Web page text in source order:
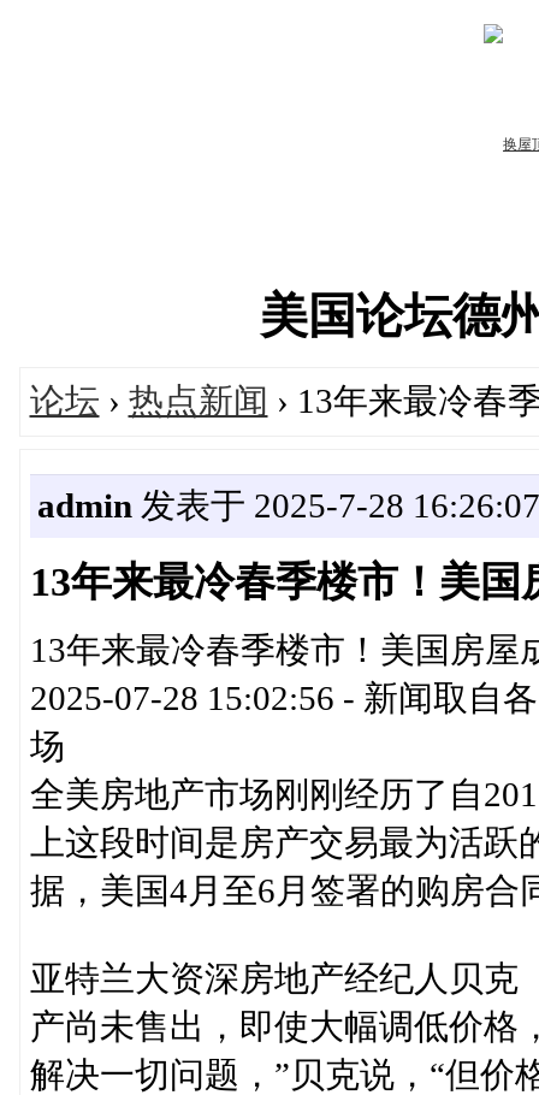
美国论坛德
论坛 › 热点新闻 › 13年来最冷春
admin 发表于 2025-7-28 16:26:07
13年来最冷春季楼市！美
13年来最冷春季楼市！美国房
2025-07-28 15:02:56 - 新闻取自
场
全美房地产市场刚刚经历了自
上这段时间是房产交易最为活
据，美国4月至6月签署的购房
亚特兰大资深房地产经纪人贝克
产尚未售出，即使大幅调低价格
解决一切问题，”贝克说，“但价